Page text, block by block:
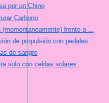
por un Chino
Carbono
frente a ...
de propulsión con pedales
de sangre
solo con celdas solares.